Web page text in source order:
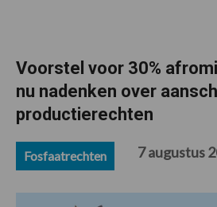
Voorstel voor 30%
nu nadenken over
productierechten
Fosfaatrechten 7 augustus